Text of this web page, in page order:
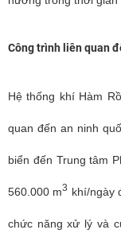
Công trình l iên quan
Hệ thống khí Hàm
quan đến an ninh
biển đến Trung tâm
560.000 m3 khí/ngày
chức năng xử lý và